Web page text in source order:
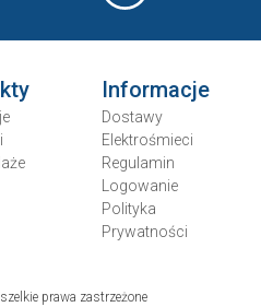
Informacje
Dostawy
Elektrośmieci
Regulamin
Logowanie
Polityka
Prywatności
prawa zastrzeżone